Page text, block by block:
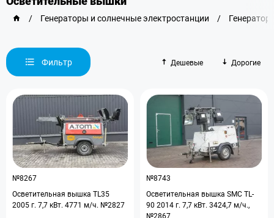
/ Генераторы и солнечные электростанции /
Фильтр Дешевые Дорогие
№8267
Осветительная вышка TL35
2005 г. 7,7 кВт. 4771 м/ч. №2827
№8743
Осветительная вышка SMC TL-
90 2014 г. 7,7 кВт. 3424,7 м/ч.,
№2867